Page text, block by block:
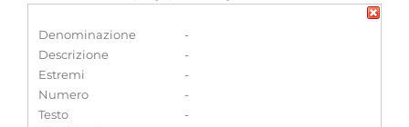
Denominazione
-
Descrizione
-
Estremi
-
Numero
-
Testo
-